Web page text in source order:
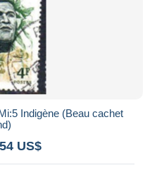
Indigène (Beau cachet
US$